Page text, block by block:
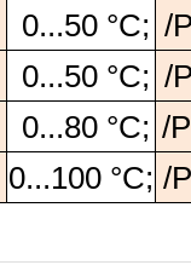
0...50 °C; /
0...50 °C; /
0...80 °C; /
0...100 °C; /